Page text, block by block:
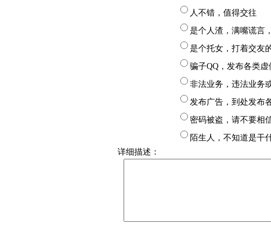
人不错，值得交往
是个人渣，满嘴谎言
是个托女，打着交友
骗子QQ，发布各类
非法业务，违法业务
发布广告，到处发布
密码被盗，请不要相
息 陌生人，不知道是干
详细描述：